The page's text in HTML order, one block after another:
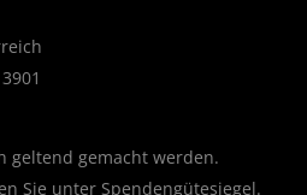
geltend gemacht werden.
Sie unter Spendengütesiegel.